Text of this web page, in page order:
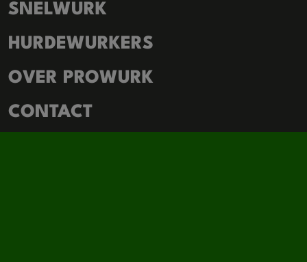
SNELWURK
HURDEWURKERS
OVER PROWURK
CONTACT